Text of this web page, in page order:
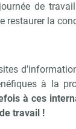
de
restaurer la
à la
à ces
travail !